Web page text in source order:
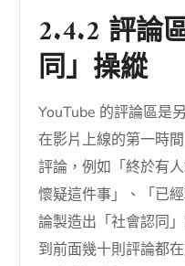
2.4.2 評論
同」操縱
YouTube 的評論區是
在影片上線的第一時
評論，例如「終於有
懷疑這件事」、「已
論製造出「社會認同
到前面幾十則評論都